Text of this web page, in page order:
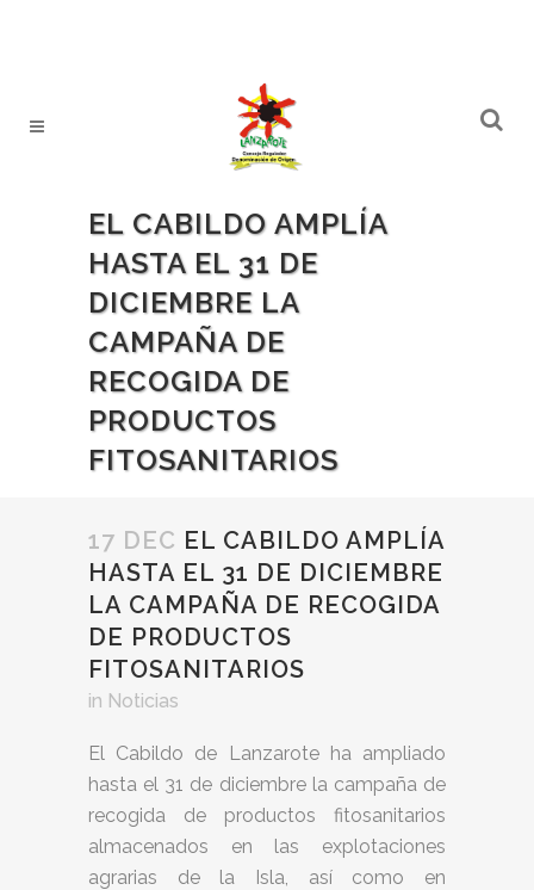
EL CABILDO AMPLÍA
HASTA EL 31 DE
DICIEMBRE LA
CAMPAÑA DE
RECOGIDA DE
PRODUCTOS
FITOSANITARIOS
17 DEC EL CABILDO AMPLÍA
HASTA EL 31 DE DICIEMBRE
LA CAMPAÑA DE RECOGIDA
DE PRODUCTOS
FITOSANITARIOS
in Noticias
El Cabildo de Lanzarote ha ampliado
hasta el 31 de diciembre la campaña de
recogida de productos fitosanitarios
almacenados en las explotaciones
agrarias de la Isla, así como en